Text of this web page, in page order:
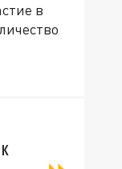
в